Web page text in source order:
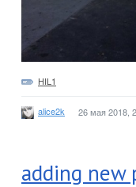
HIL1
alice2k 26 мая 2018,
adding new